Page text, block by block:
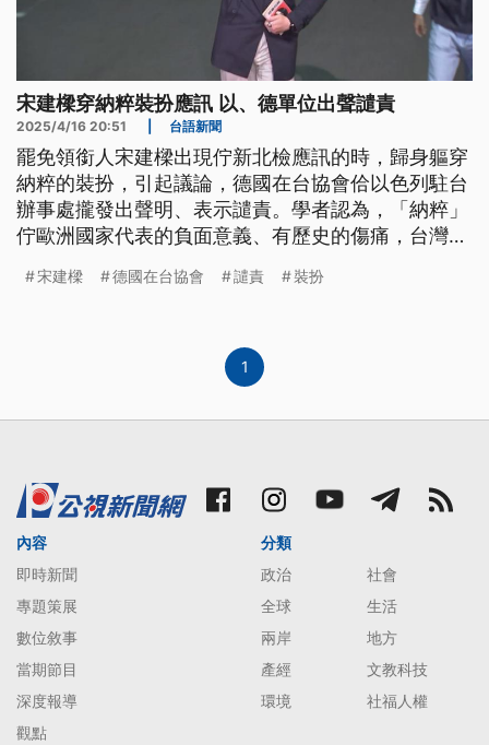
宋建樑穿納粹裝扮應訊 以、德單位出聲譴責
2025/4/16 20:51 台語新聞
罷免領銜人宋建樑出現佇新北檢應訊的時，歸身軀穿
納粹的裝扮，引起議論，德國在台協會佮以色列駐台
辦事處攏發出聲明、表示譴責。學者認為，「納粹」
佇歐洲國家代表的負面意義、有歷史的傷痛，台灣人
（此則新聞標題、內文為臺語文。）
宋建樑 德國在台協會 譴責 裝扮
1
內容
即時新聞
專題策展
數位敘事
當期節目
深度報導
觀點
分類
政治
社會
全球
生活
兩岸
地方
產經
文教科技
環境
社福人權